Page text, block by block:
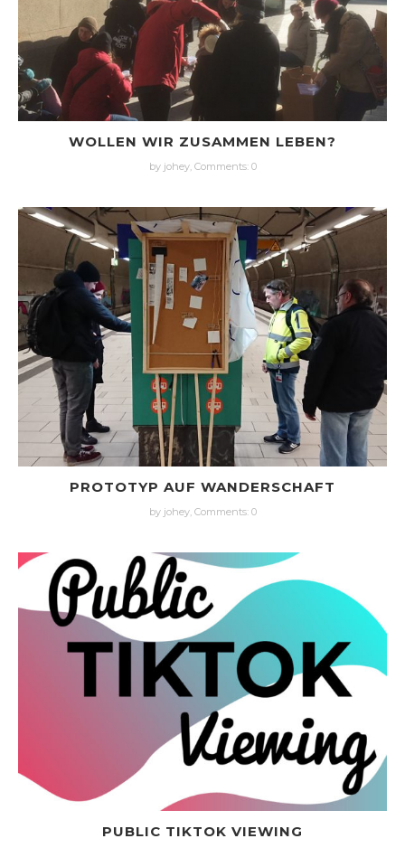
WOLLEN WIR ZUSAMMEN LEBEN?
by johey, Comments: 0
PROTOTYP AUF WANDERSCHAFT
by johey, Comments: 0
PUBLIC TIKTOK VIEWING